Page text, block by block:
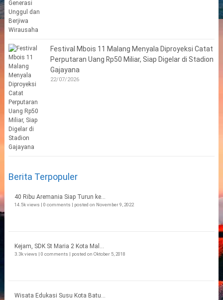
Festival Mbois 11 Malang Menyala Diproyeksi Catat
Perputaran Uang Rp50 Miliar, Siap Digelar di Stadion
Gajayana
22/07/2026
Berita Terpopuler
40 Ribu Aremania Siap Turun ke...
14.5k views | 0 comments | posted on November 9, 2022
Kejam, SDK St Maria 2 Kota Mal...
3.3k views | 0 comments | posted on Oktober 5, 2018
Wisata Edukasi Susu Kota Batu...